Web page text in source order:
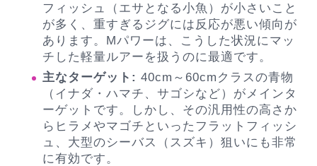
フィッシュ（エサとなる小魚）が小さいこと
が多く、重すぎるジグには反応が悪い傾向が
あります。Mパワーは、こうした状況にマッ
チした軽量ルアーを扱うのに最適です。
主なターゲット: 40cm～60cmクラスの青物
（イナダ・ハマチ、サゴシなど）がメインタ
ーゲットです。しかし、その汎用性の高さか
らヒラメやマゴチといったフラットフィッシ
ュ、大型のシーバス（スズキ）狙いにも非常
に有効です。